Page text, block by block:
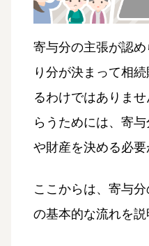
寄与分の主張が認
り分が決まって相
るわけではありま
らうためには、寄
や財産を決める必要
ここからは、寄与
の基本的な流れを説